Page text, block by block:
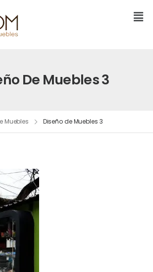
De Muebles 3
Muebles Diseño de Muebles 3